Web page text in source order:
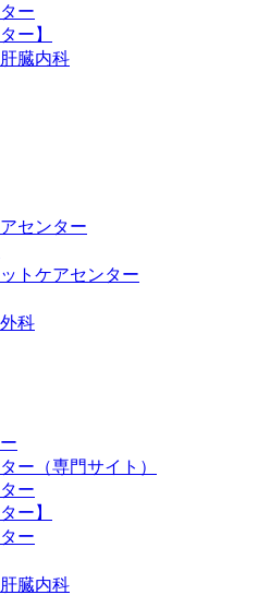
ー
ー】
臓内科
センター
トケアセンター
科
ー（専門サイト）
ー
ー】
ー
臓内科